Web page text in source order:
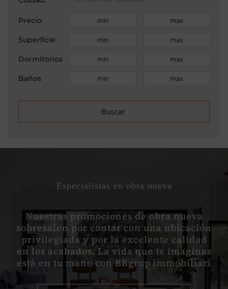
Precio
Superficie
Dormitorios
Baños
Especialistas en obra nueva
Nuestras promociones de obra nueva
sobresalen por contar con una ubicación
privilegiada y por la excelente calidad
en los acabados. La vida que te imaginas
está en tu mano con BRgrup immobiliari